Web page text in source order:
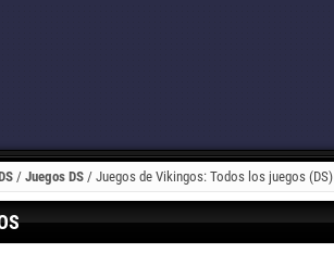
/ Juegos DS / Juegos de Vikingos: Todos los juegos (DS)